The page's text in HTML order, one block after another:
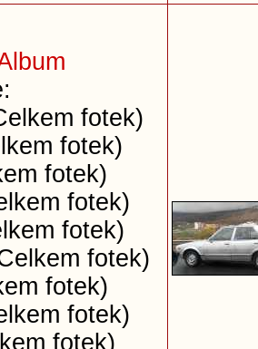
fotek)
fotek)
fotek)
fotek)
fotek)
fotek)
fotek)
fotek)
fotek)